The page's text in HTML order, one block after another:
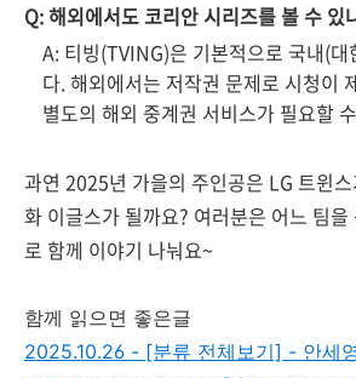
Q: 해외에서도 코리안 시리즈를 볼 수 있
A: 티빙(TVING)은 기본적으로 국내(대
다. 해외에서는 저작권 문제로 시청이
별도의 해외 중계권 서비스가 필요할
과연 2025년 가을의 주인공은 LG 트윈
화 이글스가 될까요? 여러분은 어느 팀
로 함께 이야기 나눠요~
함께 읽으면 좋은글
2025.10.26 - [분류 전체보기] - 안세